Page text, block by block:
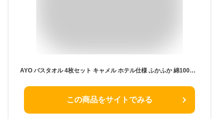
AYO バスタオル 4枚セット キャメル ホテル仕様 ふかふか 綿100% 高吸水 耐久性 無地 毛羽落ち少ない ギフト
この商品をサイトでみる